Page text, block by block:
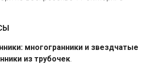
многогранники и звездчатые
из трубочек.